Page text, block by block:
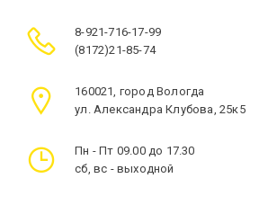
8-921-716-17-99
(8172)21-85-74
160021, город Вологда
ул. Александра Клубова, 25к5
Пн - Пт 09.00 до 17.30
сб, вс - выходной